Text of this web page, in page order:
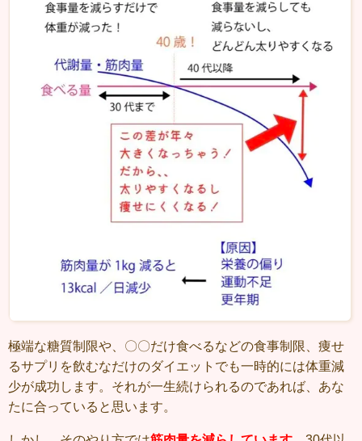
極端な糖質制限や、〇〇だけ食べるなどの食事制限、痩せ
るサプリを飲むなだけのダイエットでも一時的には体重減
少が成功します。 それが一生続けられるのであれば、あな
たに合っていると思います。